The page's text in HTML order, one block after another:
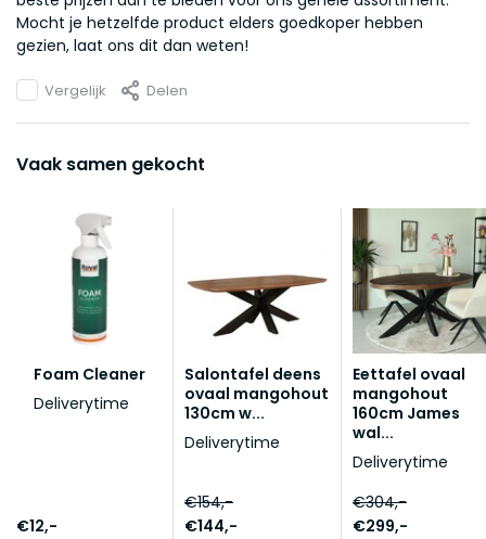
Mocht je hetzelfde product elders goedkoper hebben
gezien, laat ons dit dan weten!
Vergelijk Delen
Vaak samen gekocht
Foam Cleaner
Deliverytime
€12,-
Salontafel deens
ovaal mangohout
130cm w...
Deliverytime
€154,-
€144,-
Eettafel ovaal
mangohout
160cm James
wal...
Deliverytime
€304,-
€299,-